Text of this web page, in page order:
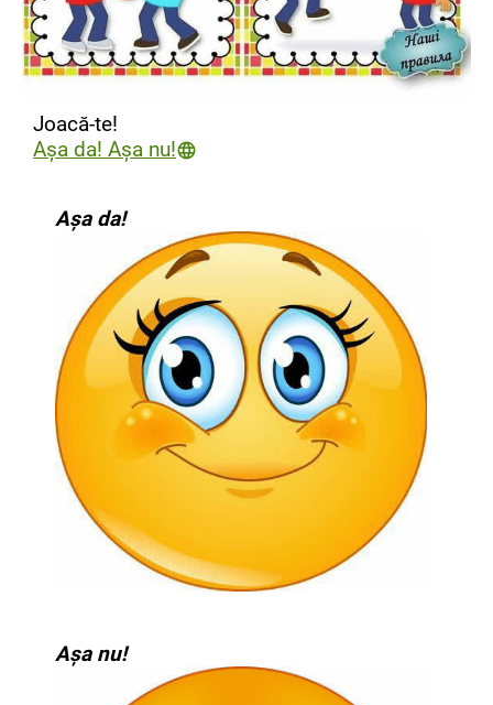
Joacă-te!
Așa da! Așa nu!
Așa da!
Așa nu!